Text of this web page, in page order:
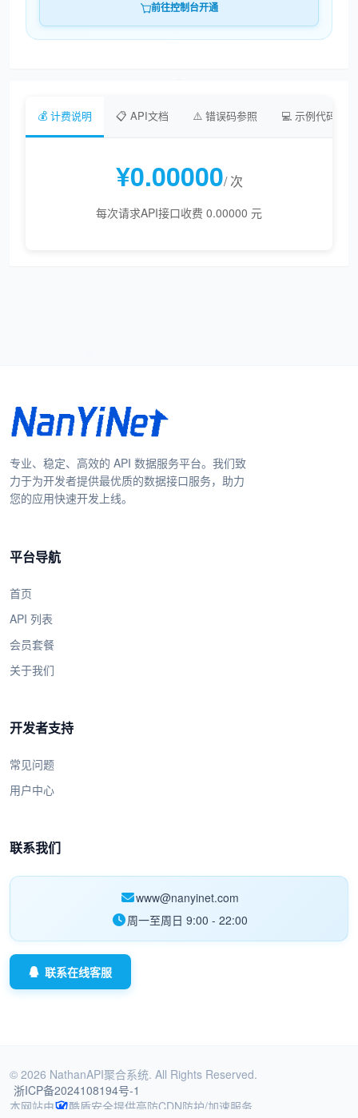
前往控制台开通
💰 计费说明 📋 API文档 ⚠️ 错误码参照 💻 示例代码
¥0.00000/ 次
每次请求API接口收费 0.00000 元
专业、稳定、高效的 API 数据服务平台。我们致
力于为开发者提供最优质的数据接口服务，助力
您的应用快速开发上线。
平台导航
首页
API 列表
会员套餐
关于我们
开发者支持
常见问题
用户中心
联系我们
www@nanyinet.com
周一至周日 9:00 - 22:00
联系在线客服
© 2026 NathanAPI聚合系统. All Rights Reserved.
浙ICP备2024108194号-1
本网站由
酷盾安全提供高防CDN防护/加速服务